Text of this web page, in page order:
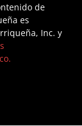
de
es
Inc. y